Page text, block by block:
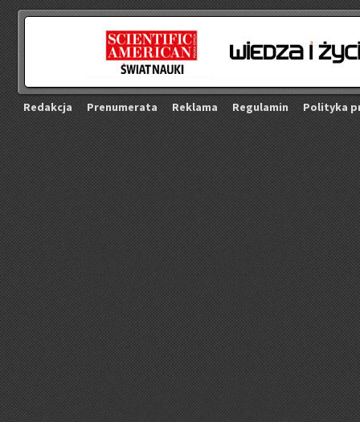
Re­dak­cja Pre­nu­me­ra­ta Re­kla­ma Re­gu­la­min Po­li­ty­ka